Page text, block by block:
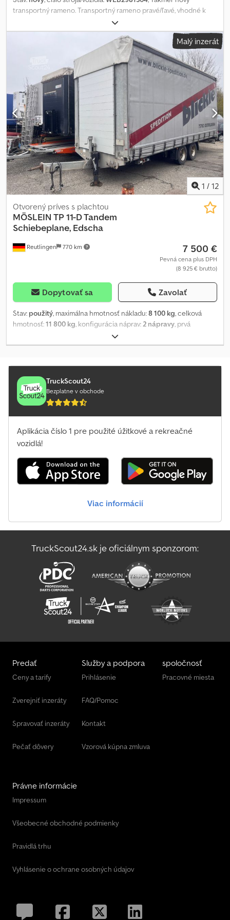
transportný rameno. Transportný rameno pravé/ľavé, vhodné k
transportným vidliciam. Chsdpfxepgzbce Aixoa
Malý inzerát
1 / 12
Reutlingen 770 km
Otvorený príves s plachtou
MÖSLEIN TP 11-D Tandem
Schiebeplane, Edscha
7 500 €
Pevná cena plus DPH
(8 925 € brutto)
Dopytovať sa Zavolať
Stav: použitý, maximálna hmotnosť nákladu:8 100 kg, celková
hmotnosť:11 800 kg, konfigurácia náprav:2 nápravy, prvá
, dĺžka ložného priestoru:
ložného priestoru:2 500 mm, výška ložného priestoru:2 800 mm,
celková výška:4 000 mm, Rok výroby:2014, Výbava:ABS,
TruckScout24
Bezplatne v obchode
Aplikácia číslo 1 pre použité úžitkové a rekreačné
vozidlá!
Viac informácií
TruckScout24.sk je oficiálnym sponzorom:
Predať
Ceny a tarify
Zverejniť inzeráty
Spravovať inzeráty
Pečať dôvery
Služby a podpora
Prihlásenie
FAQ/Pomoc
Kontakt
Vzorová kúpna zmluva
spoločnosť
Pracovné miesta
Právne informácie
Impressum
Všeobecné obchodné podmienky
Pravidlá trhu
Vyhlásenie o ochrane osobných údajov